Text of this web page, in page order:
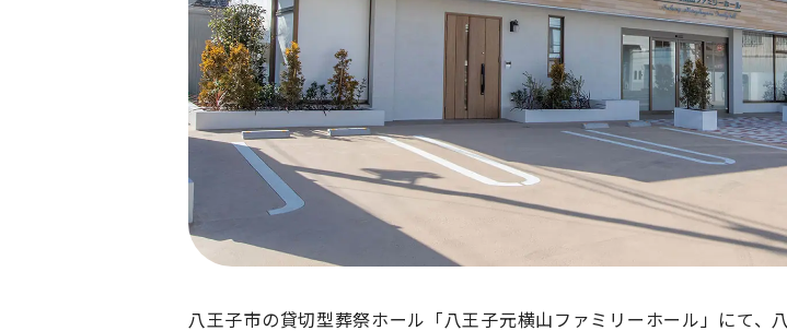
八王子市の貸切型葬祭ホール「八王子元横山ファミリーホール」にて